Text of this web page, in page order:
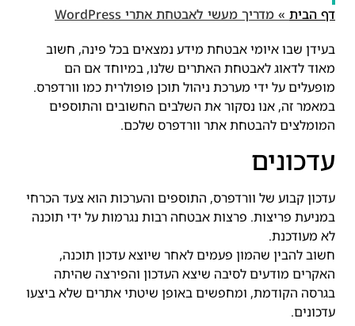
דף הבית » מדריך מעשי לאבטחת אתרי WordPress
בעידן שבו איומי אבטחת מידע נמצאים בכל פינה, חשוב
מאוד לדאוג לאבטחת האתרים שלנו, במיוחד אם הם
מופעלים על ידי מערכת ניהול תוכן פופולרית כמו וורדפרס.
במאמר זה, אנו נסקור את השלבים החשובים והתוספים
המומלצים להבטחת אתר וורדפרס שלכם.
עדכונים
עדכון קבוע של וורדפרס, התוספים והערכות הוא צעד הכרחי
במניעת פריצות. פרצות אבטחה רבות נגרמות על ידי תוכנה
לא מעודכנת.
חשוב להבין שהמון פעמים לאחר שיוצא עדכון תוכנה,
האקרים מודעים לסיבה שיצא העדכון והפירצה שהיתה
בגרסה הקודמת, ומחפשים באופן שיטתי אתרים שלא ביצעו
עדכונים.